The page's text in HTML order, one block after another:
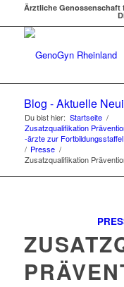
Ärztliche
Blog - Aktuelle
Du bist hier: Startseite /
Zusatzqualifikation
-ärzte zur
/ Presse /
Zusatzqualifikation